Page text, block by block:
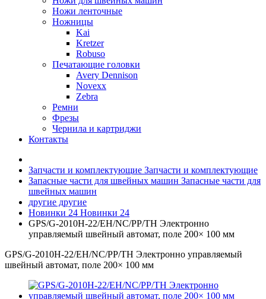
Ножи ленточные
Ножницы
Kai
Kretzer
Robuso
Печатающие головки
Avery Dennison
Novexx
Zebra
Ремни
Фрезы
Чернила и картриджи
Контакты
Запчасти и комплектующие Запчасти и комплектующие
Запасные части для швейных машин Запасные части для
швейных машин
другие другие
Новинки 24 Новинки 24
GPS/G‐2010H‐22/EH/NC/PP/TH Электронно
управляемый швейный автомат, поле 200× 100 мм
GPS/G‐2010H‐22/EH/NC/PP/TH Электронно управляемый
швейный автомат, поле 200× 100 мм